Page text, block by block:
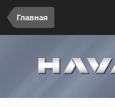
Главная